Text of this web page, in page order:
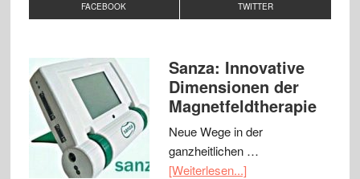
FACEBOOK TWITTER
Sanza: Innovative
Dimensionen der
Magnetfeldtherapie
Neue Wege in der
ganzheitlichen …
[Weiterlesen...]